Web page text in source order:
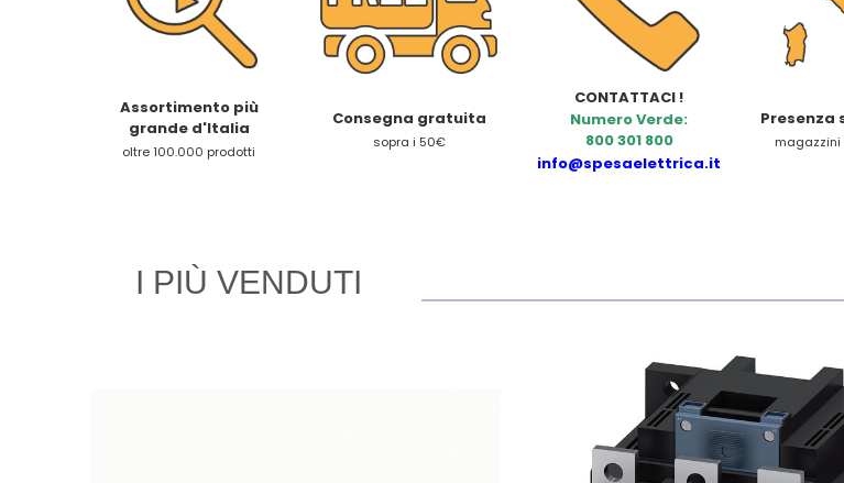
Assortimento più
grande d'Italia
oltre 100.000 prodotti
Consegna gratuita
sopra i 50€
CONTATTACI !
Numero Verde:
800 301 800
info@spesaelettrica.it
Presenza
I PIÙ VENDUTI